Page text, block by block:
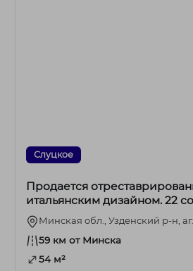
Слуцкое
Продается
итальянским дизайном. 22
озеро.
Минская обл., Узденский р-н,
59 км от Минска
54 м²